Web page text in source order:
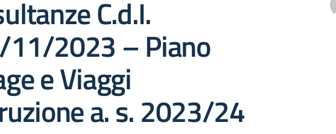
C.d.I.
2023 – Piano
e Viaggi
a. s. 2023/24